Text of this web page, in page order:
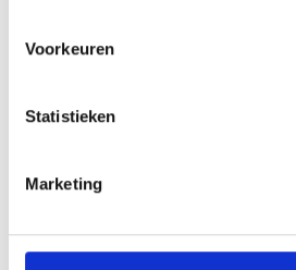
Voorkeuren
Statistieken
Marketing
je avonturen voor altijd te
we hebben je laten zien hoe dat
ordenen van je reisherinneringen.
fragmenten samenkomen in een